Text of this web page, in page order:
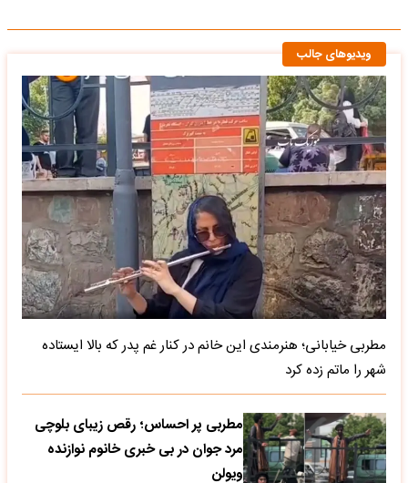
ویدیوهای جالب
مطربی خیابانی؛ هنرمندی این خانم در کنار غم پدر که بالا ایستاده
شهر را ماتم زده کرد
مطربی پر احساس؛ رقص زیبای بلوچی
مرد جوان در بی خبری خانوم نوازنده
ویولن